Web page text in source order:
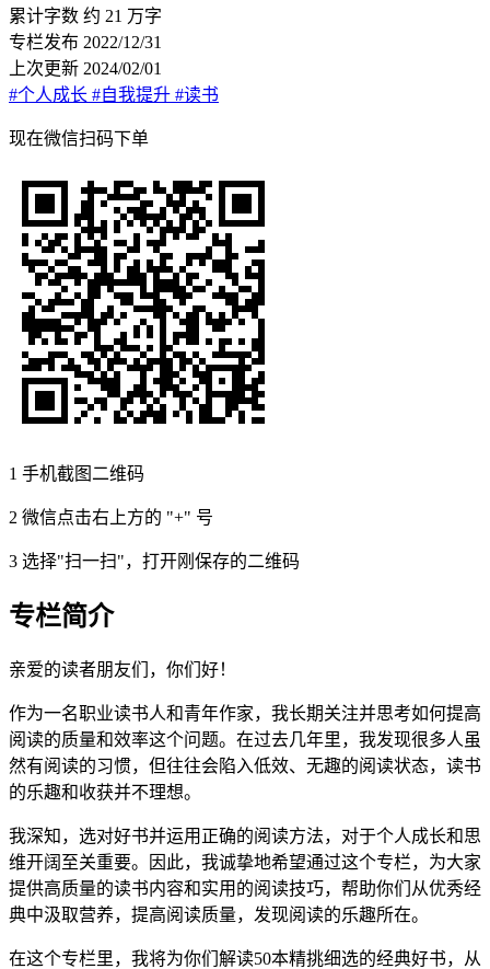
累计字数 约 21 万字
专栏发布 2022/12/31
上次更新 2024/02/01
#个人成长 #自我提升 #读书
现在微信扫码下单
1 手机截图二维码
2 微信点击右上方的 "+" 号
3 选择"扫一扫"，打开刚保存的二维码
专栏简介
亲爱的读者朋友们，你们好！
作为一名职业读书人和青年作家，我长期关注并思考如何提高
阅读的质量和效率这个问题。在过去几年里，我发现很多人虽
然有阅读的习惯，但往往会陷入低效、无趣的阅读状态，读书
的乐趣和收获并不理想。
我深知，选对好书并运用正确的阅读方法，对于个人成长和思
维开阔至关重要。因此，我诚挚地希望通过这个专栏，为大家
提供高质量的读书内容和实用的阅读技巧，帮助你们从优秀经
典中汲取营养，提高阅读质量，发现阅读的乐趣所在。
在这个专栏里，我将为你们解读50本精挑细选的经典好书，从